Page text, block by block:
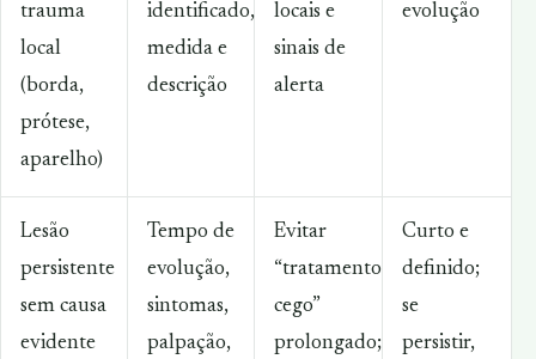
trauma
local
(borda,
prótese,
aparelho)
identificado,
medida e
descrição
locais e
sinais de
alerta
evolução
Lesão
persistente
sem causa
evidente
Tempo de
evolução,
sintomas,
palpação,
Evitar
“tratamento
cego”
prolongado;
Curto e
definido;
se
persistir,